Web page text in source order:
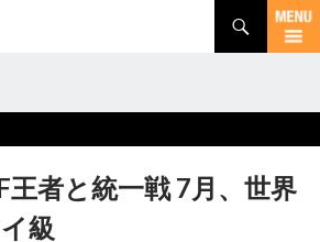
王者と統一戦 7月、世界
級